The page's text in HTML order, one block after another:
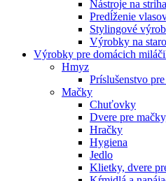
Nástroje na
Predĺženie
Stylingové
Výrobky na
Výrobky pre domácich
Hmyz
Príslušenstvo
Mačky
Chuťovky
Dvere pre
Hračky
Hygiena
Jedlo
Klietky, dvere